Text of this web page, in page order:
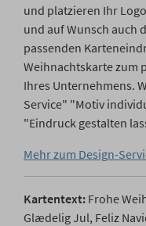
und platzieren Ihr
und auf Wunsch auch
passenden
Weihnachtskarte zum
Ihres Unternehmens.
Service" "Motiv
"Eindruck gestalten
Mehr zum Design-
Kartentext: Frohe
Glædelig Jul, Feliz